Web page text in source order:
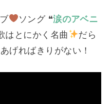
ソング ❝涙のアベニ
はとにかく名曲
だら
げればきりがない！